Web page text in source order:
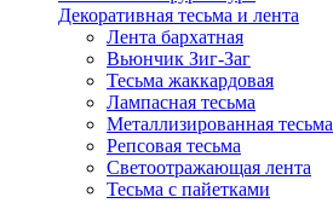
Декоративная тесьма и лента
Лента бархатная
Вьюнчик Зиг-Заг
Тесьма жаккардовая
Лампасная тесьма
Металлизированная тесьма
Репсовая тесьма
Светоотражающая лента
Тесьма с пайетками